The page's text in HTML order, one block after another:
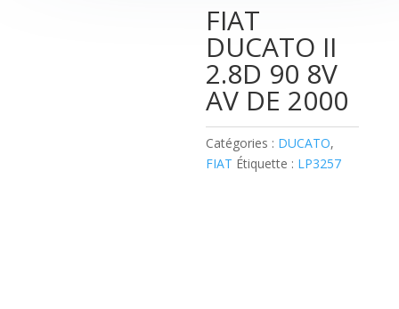
FIAT
DUCATO II
2.8D 90 8V
AV DE 2000
Catégories : DUCATO,
FIAT Étiquette : LP3257